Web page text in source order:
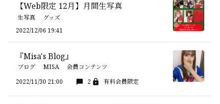
【Web限定 12月】月間生写真
生写真
グッズ
2022/12/06 19:41
『Misa's Blog』
ブログ MISA
会員コンテンツ
2022/11/30 21:00
2 有料会員限定